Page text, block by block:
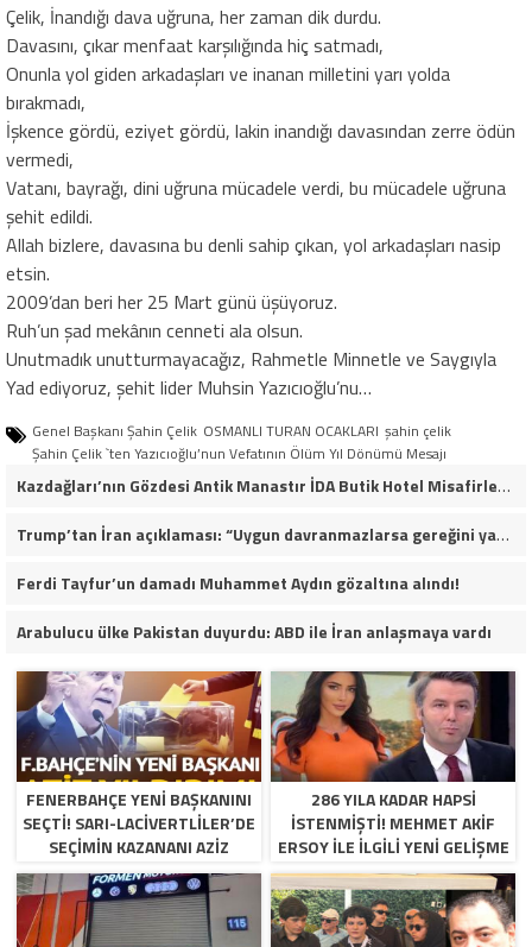
Çelik, İnandığı dava uğruna, her zaman dik durdu.
Davasını, çıkar menfaat karşılığında hiç satmadı,
Onunla yol giden arkadaşları ve inanan milletini yarı yolda
bırakmadı,
İşkence gördü, eziyet gördü, lakin inandığı davasından zerre ödün
vermedi,
Vatanı, bayrağı, dini uğruna mücadele verdi, bu mücadele uğruna
şehit edildi.
Allah bizlere, davasına bu denli sahip çıkan, yol arkadaşları nasip
etsin.
2009’dan beri her 25 Mart günü üşüyoruz.
Ruh’un şad mekânın cenneti ala olsun.
Unutmadık unutturmayacağız, Rahmetle Minnetle ve Saygıyla
Yad ediyoruz, şehit lider Muhsin Yazıcıoğlu’nu…
Genel Başkanı Şahin Çelik OSMANLI TURAN OCAKLARI şahin çelik
Şahin Çelik `ten Yazıcıoğlu’nun Vefatının Ölüm Yıl Dönümü Mesajı
Kazdağları’nın Gözdesi Antik Manastır İDA Butik Hotel Misafirlerinden Tam Not Alıyor
Trump’tan İran açıklaması: “Uygun davranmazlarsa gereğini yaparım”
Ferdi Tayfur’un damadı Muhammet Aydın gözaltına alındı!
Arabulucu ülke Pakistan duyurdu: ABD ile İran anlaşmaya vardı
FENERBAHÇE YENI BAŞKANINI
SEÇTI! SARI-LACIVERTLILER’DE
SEÇIMIN KAZANANI AZIZ
YILDIRIM OLDU
286 YILA KADAR HAPSI
ISTENMIŞTI! MEHMET AKIF
ERSOY ILE ILGILI YENI GELIŞME